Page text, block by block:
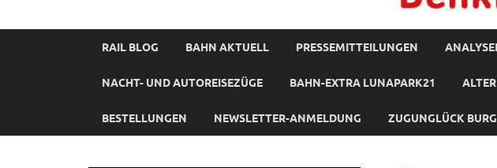
RAIL BLOG BAHN AKTUELL PRESSEMITTEILUNGEN
NACHT- UND AUTOREISEZÜGE BAHN-EXTRA LUNAPARK21
BESTELLUNGEN NEWSLETTER-ANMELDUNG ZUGUNGLÜCK